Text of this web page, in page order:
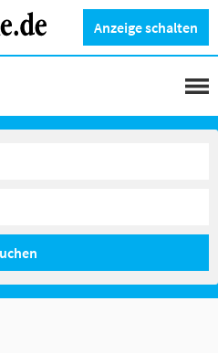
Anzeige schalten